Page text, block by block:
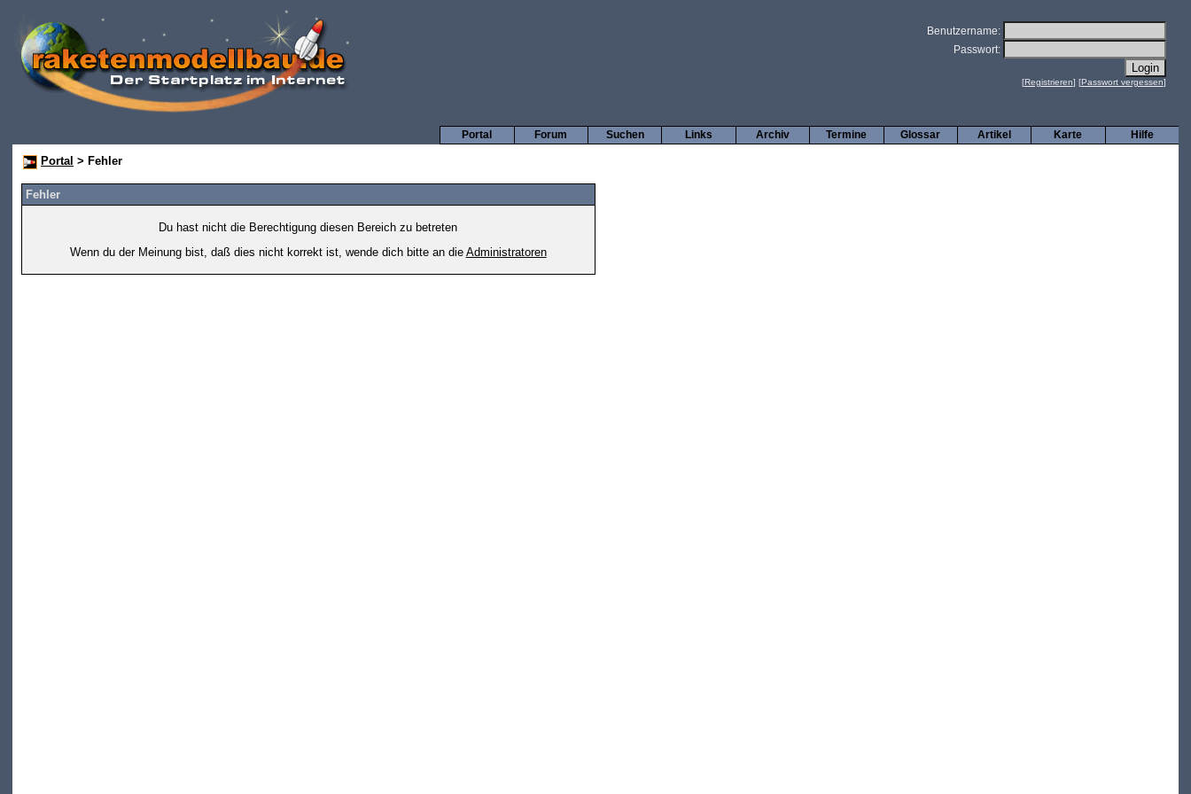
Benutzername:
Passwort:
[Registrieren] [Passwort vergessen]
Hilfe
Karte
Artikel
Glossar
Termine
Archiv
Links
Suchen
Forum
Portal
Portal > Fehler
Fehler
Du hast nicht die Berechtigung diesen Bereich zu betreten
Wenn du der Meinung bist, daß dies nicht korrekt ist, wende dich bitte an die Administratoren